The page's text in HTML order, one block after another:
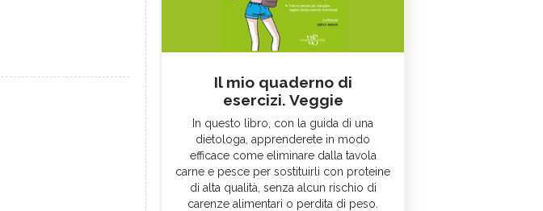
Il mio quaderno di
esercizi. Veggie
In questo libro, con la guida di una
dietologa, apprenderete in modo
efficace come eliminare dalla tavola
carne e pesce per sostituirli con proteine
di alta qualità, senza alcun rischio di
carenze alimentari o perdita di peso.